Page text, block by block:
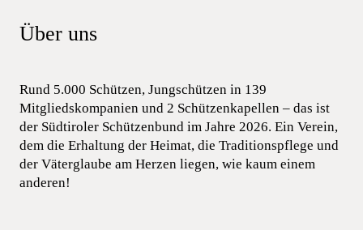
Über uns
Rund 5.000 Schützen, Jungschützen in 139
Mitgliedskompanien und 2 Schützenkapellen – das ist
der Südtiroler Schützenbund im Jahre 2026. Ein Verein,
dem die Erhaltung der Heimat, die Traditionspflege und
der Väterglaube am Herzen liegen, wie kaum einem
anderen!